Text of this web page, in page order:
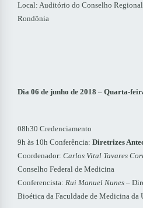
Local: Auditório do Conselho
Rondônia
Dia 06 de junho de 2018 – Quarta-
08h30 Credenciamento
9h às 10h Conferência: Diretrizes
Coordenador: Carlos Vital Tavares
Conselho Federal de Medicina
Conferencista: Rui Manuel Nunes –
Bioética da Faculdade de Medicina da